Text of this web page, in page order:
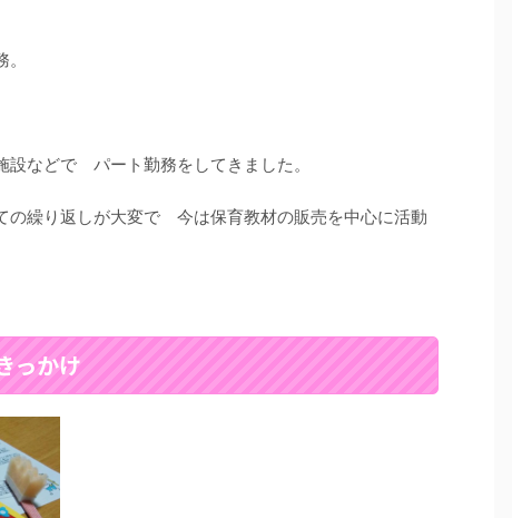
などで パート勤務をしてきました。
の繰り返しが大変で 今は保育教材の販売を中心に活動
っかけ